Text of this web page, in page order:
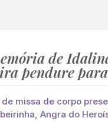
de
pendure
missa de corpo
Angra do
paga de imediato com
Palma Cruz